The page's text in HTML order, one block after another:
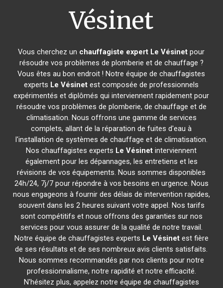
Vésinet
Vous cherchez un chauffagiste expert Le Vésinet pour
résoudre vos problèmes de plomberie et de chauffage ?
Vous êtes au bon endroit ! Notre équipe de chauffagistes
experts Le Vésinet est composée de professionnels
expérimentés et diplômés qui interviennent rapidement pour
résoudre vos problèmes de plomberie, de chauffage et de
climatisation. Nous offrons une gamme de services
complets, allant de la réparation de fuites d'eau à
l'installation de systèmes de chauffage et de climatisation.
Nos chauffagistes experts Le Vésinet interviennent
également pour les dépannages, les entretiens et les
révisions de vos équipements. Nous sommes disponibles
24h/24, 7j/7 pour répondre à vos besoins en urgence. Nous
nous engageons à fournir des délais de intervention rapides,
souvent dans les 2 heures suivant votre appel. Nos tarifs
sont compétitifs et nous offrons des garanties sur nos
services pour vous assurer de la qualité de notre travail.
Notre équipe de chauffagistes experts Le Vésinetest fière
de ses résultats et de ses nombreux avis clients satisfaits.
Nous sommes recommandés par nos clients pour notre
professionnalisme, notre rapidité et notre efficacité.
N'hésitez plus, appelez notre équipe de chauffagistes